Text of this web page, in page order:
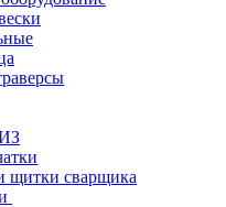
щитки сварщика